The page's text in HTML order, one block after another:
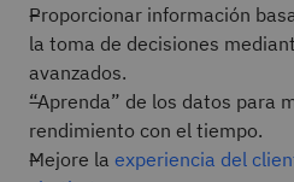
Proporcionar información
la toma de decisiones
avanzados.
“Aprenda” de los datos para
rendimiento con el tiempo.
Mejore la experiencia del